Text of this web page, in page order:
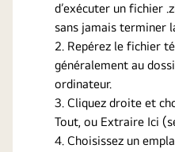
d’exécuter un fichier
sans jamais terminer
Repérez le fichier
généralement au
ordinateur.
Cliquez droite et
Tout, ou Extraire Ici
Choisissez un